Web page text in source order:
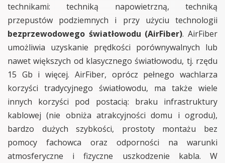
technikami: techniką napowietrzną, techniką
przepustów podziemnych i przy użyciu technologii
bezprzewodowego światłowodu (AirFiber). AirFiber
umożliwia uzyskanie prędkości porównywalnych lub
nawet większych od klasycznego światłowodu, tj. rzędu
15 Gb i więcej. AirFiber, oprócz pełnego wachlarza
korzyści tradycyjnego światłowodu, ma także wiele
innych korzyści pod postacią: braku infrastruktury
kablowej (nie obniża atrakcyjności domu i ogrodu),
bardzo dużych szybkości, prostoty montażu bez
pomocy fachowca oraz odporności na warunki
atmosferyczne i fizyczne uszkodzenie kabla. W